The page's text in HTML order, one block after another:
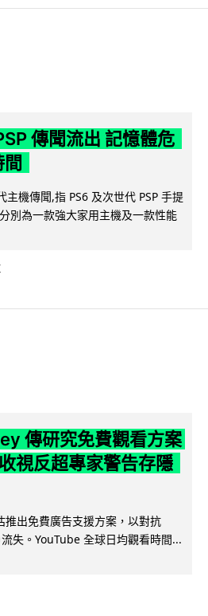
傳聞流出 記憶體危
機傳聞,指 PS6 及次世代 PSP 手提
別為一款強大家用主機及一款性能
傳研究免費觀看方案
視反超專家警告存隱
出免費廣告支援方案，以對抗
失。YouTube 全球日均觀看時間...